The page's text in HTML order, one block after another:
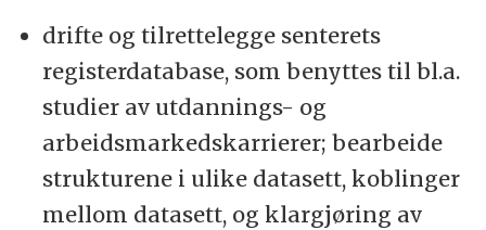
drifte og tilrettelegge senterets
registerdatabase, som benyttes til bl.a.
studier av utdannings- og
arbeidsmarkedskarrierer; bearbeide
strukturene i ulike datasett, koblinger
mellom datasett, og klargjøring av